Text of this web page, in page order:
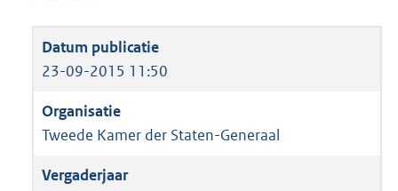
23-09-2015 11:50
Tweede Kamer der Staten-Generaal